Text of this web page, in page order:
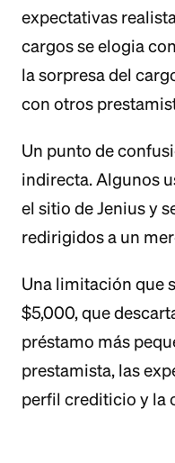
expectativas
cargos se elogia
la sorpresa del
con otros
Un punto de
indirecta. Algunos
el sitio de Jenius y
redirigidos a un
Una limitación que
$5,000, que
préstamo más
prestamista, las
perfil crediticio y la